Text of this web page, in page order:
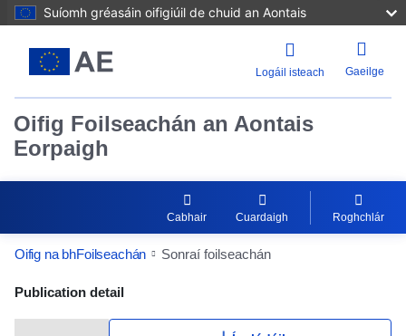
Suíomh gréasáin oifigiúil de chuid an Aontais
Logáil isteach Gaeilge
Oifig Foilseachán an Aontais
Eorpaigh
Cabhair Cuardaigh Roghchlár
Oifig na bhFoilseachán Sonraí foilseachán
Publication Detail Actions Portlet
Publication detail